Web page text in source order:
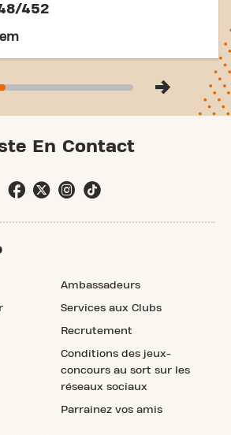
452
En Contact
Ambassadeurs
Services aux Clubs
Recrutement
Conditions des jeux-
concours au sort sur les
réseaux sociaux
Parrainez vos amis